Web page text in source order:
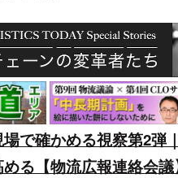
で確かめる視察第2弾
る【物流広報連絡会